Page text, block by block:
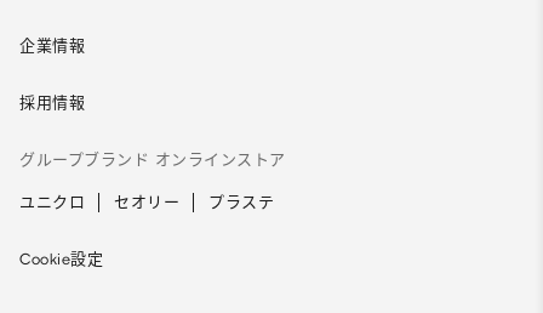
企業情報
採用情報
グループブランド オンラインストア
ユニクロ セオリー プラステ
Cookie設定